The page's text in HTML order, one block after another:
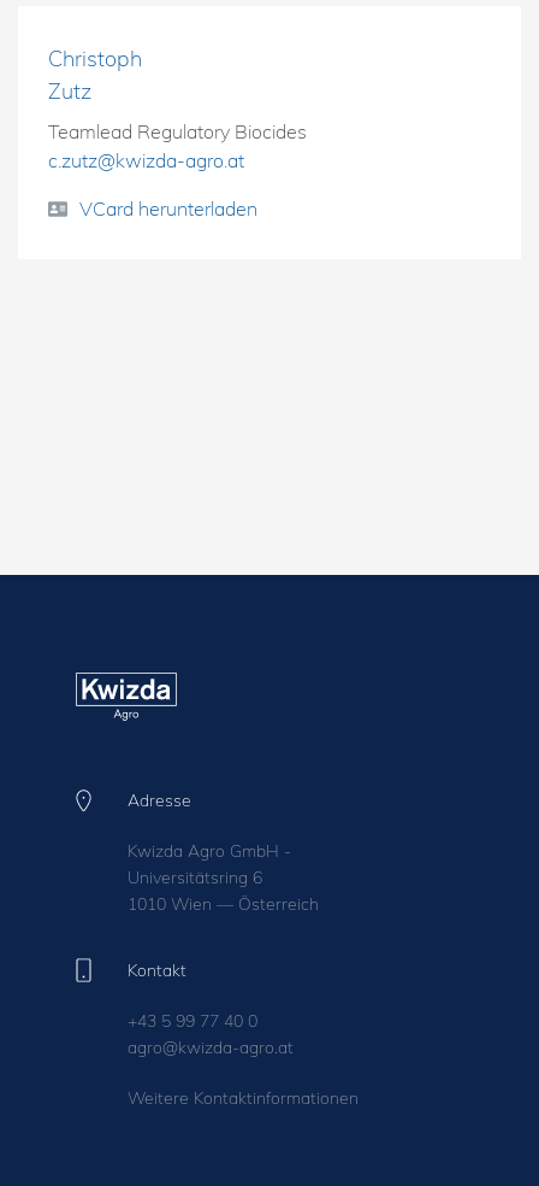
Christoph
Zutz
Teamlead Regulatory Biocides
c.zutz@kwizda-agro.at
VCard herunterladen
Adresse
Kwizda Agro GmbH -
Universitätsring 6
1010 Wien — Österreich
Kontakt
+43 5 99 77 40 0
agro@kwizda-agro.at
Weitere Kontaktinformationen